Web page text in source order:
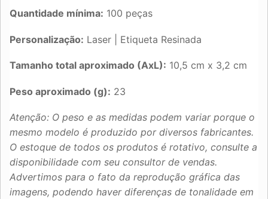
Quantidade mínima: 100 peças
Personalização: Laser | Etiqueta Resinada
Tamanho total aproximado (AxL): 10,5 cm x 3,2 cm
Peso aproximado (g): 23
Atenção: O peso e as medidas podem variar porque o
mesmo modelo é produzido por diversos fabricantes.
O estoque de todos os produtos é rotativo, consulte a
disponibilidade com seu consultor de vendas.
Advertimos para o fato da reprodução gráfica das
imagens, podendo haver diferenças de tonalidade em